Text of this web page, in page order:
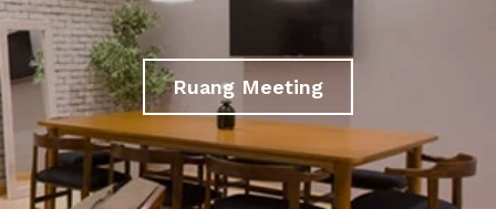
Ruang Meeting